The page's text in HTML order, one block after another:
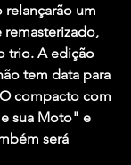
relançarão um
trio. A edição
tem data para
compacto com
sua Moto" e
será